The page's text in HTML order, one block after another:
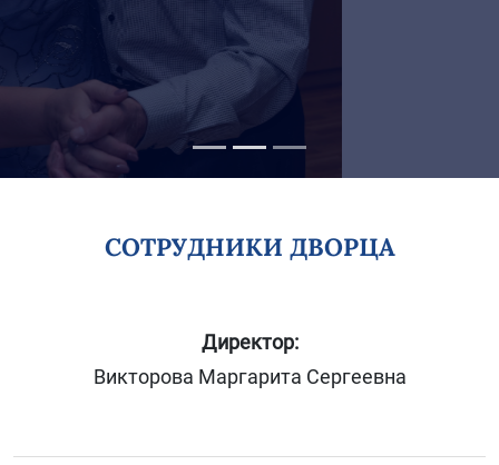
СОТРУДНИКИ ДВОРЦА
Директор:
Викторова Маргарита Сергеевна